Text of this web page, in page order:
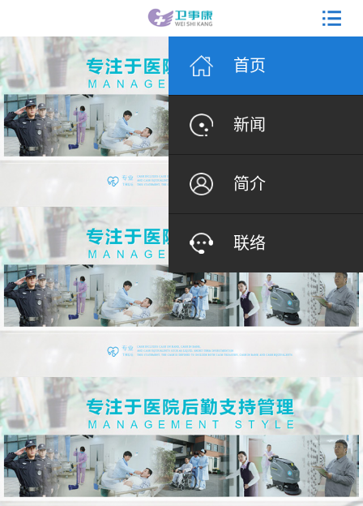
首页
新闻
简介
联络